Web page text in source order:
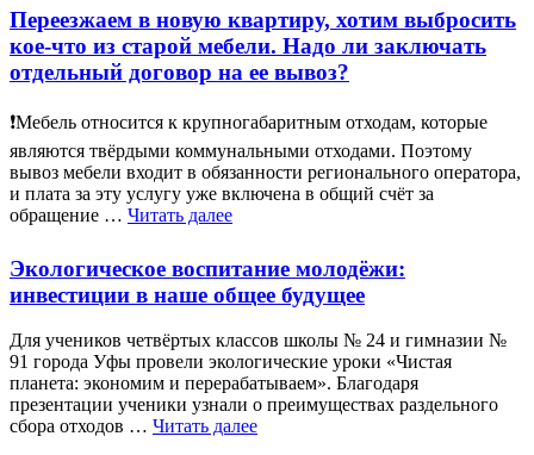
Переезжаем в новую квартиру, хотим выбросить
кое-что из старой мебели. Надо ли заключать
отдельный договор на ее вывоз?
❗Мебель относится к крупногабаритным отходам, которые
являются твёрдыми коммунальными отходами. Поэтому
вывоз мебели входит в обязанности регионального оператора,
и плата за эту услугу уже включена в общий счёт за
обращение … Читать далее
Экологическое воспитание молодёжи:
инвестиции в наше общее будущее
Для учеников четвёртых классов школы № 24 и гимназии №
91 города Уфы провели экологические уроки «Чистая
планета: экономим и перерабатываем». Благодаря
презентации ученики узнали о преимуществах раздельного
сбора отходов … Читать далее